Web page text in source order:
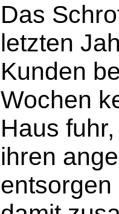
Das
letzten
Kunden
Wochen
Haus
ihren